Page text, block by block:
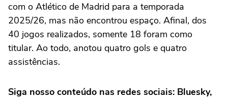
com o Atlético de Madrid para a temporada
2025/26, mas não encontrou espaço. Afinal, dos
40 jogos realizados, somente 18 foram como
titular. Ao todo, anotou quatro gols e quatro
assistências.
Siga nosso conteúdo nas redes sociais: Bluesky,